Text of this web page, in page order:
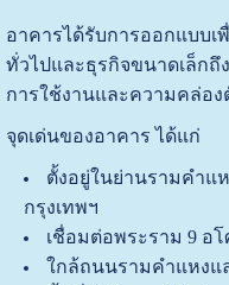
อาคารได้รับการออกแบบเ
ทั่วไปและธุรกิจขนาดเล็กถึ
การใช้งานและความคล่อง
จุดเด่นของอาคาร ได้แก่
ตั้งอยู่ในย่านรามคำแ
กรุงเทพฯ
เชื่อมต่อพระราม 9 อ
ใกล้ถนนรามคำแหงแ